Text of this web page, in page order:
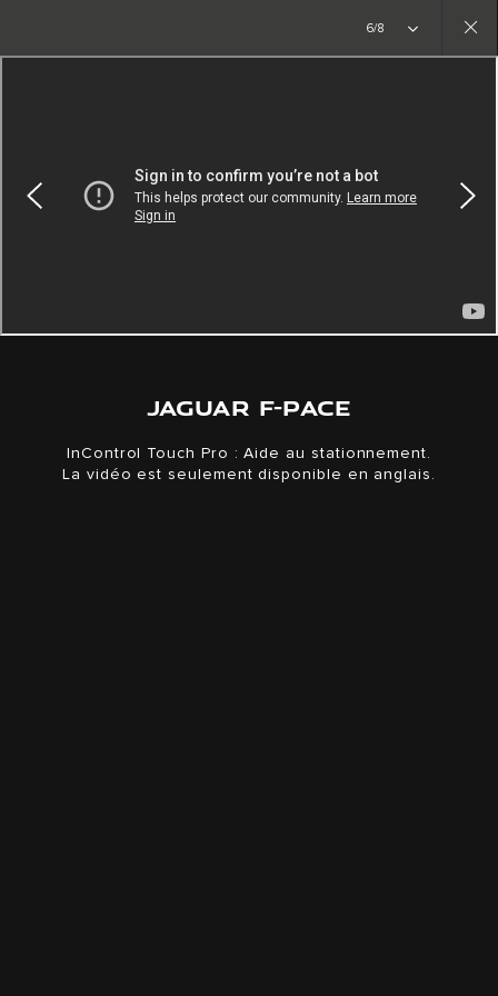
Créez l’inédit. La nouvelle ère commence
6/8
JAGUAR F-PACE
InControl Touch Pro : Aide au stationnement.
La vidéo est seulement disponible en anglais.